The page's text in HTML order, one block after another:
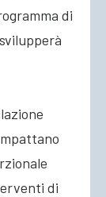
di
di